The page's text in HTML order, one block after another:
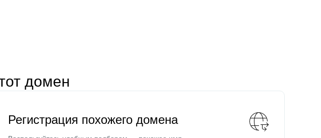
домен
Регистрация похожего домена